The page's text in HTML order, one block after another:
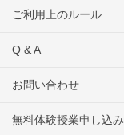
ご利用上のルール
Q & A
お問い合わせ
無料体験授業申し込み